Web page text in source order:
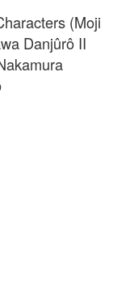
(Moji
Danjûrô II